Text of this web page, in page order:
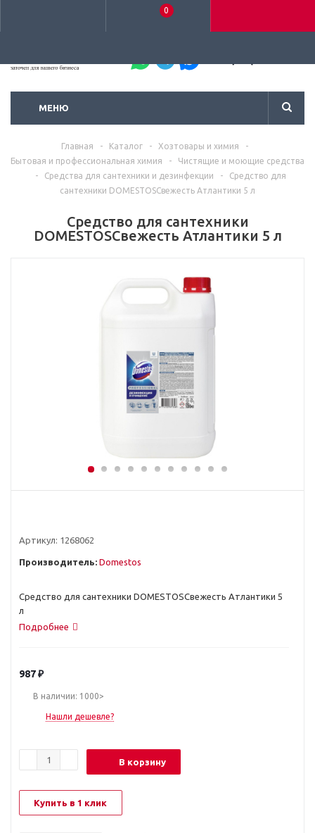
0
МЕНЮ
Главная - Каталог - Хозтовары и химия
-
Бытовая и профессиональная химия
-
Чистящие и моющие средства
-
Средства для сантехники и дезинфекции -
Средство для
сантехники DOMESTOSСвежесть Атлантики 5 л
Средство для сантехники
DOMESTOSСвежесть Атлантики 5 л
Артикул: 1268062
Производитель: Domestos
Средство для сантехники DOMESTOSСвежесть Атлантики 5
л
Подробнее
987₽
В наличии: 1000>
Нашли дешевле?
В корзину
Купить в 1 клик